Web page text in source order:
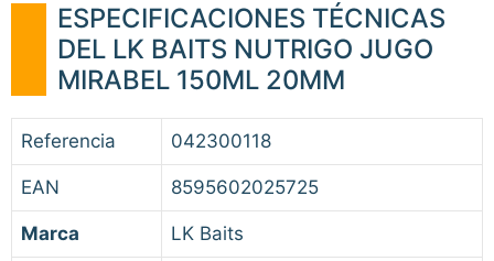
ESPECIFICACIONES TÉCNICAS
DEL LK BAITS NUTRIGO JUGO
MIRABEL 150ML 20MM
Referencia 042300118
EAN 8595602025725
Marca LK Baits